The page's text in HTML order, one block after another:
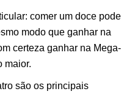
comer um doce pode
modo que ganhar na
certeza ganhar na Mega-
maior.
são os principais